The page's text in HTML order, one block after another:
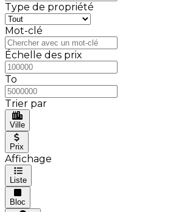
Type de propriété
Mot-clé
Échelle des prix
To
Trier par
Ville
Prix
Affichage
Liste
Bloc